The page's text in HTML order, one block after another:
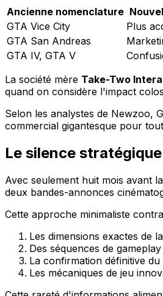
Ancienne nomenclature
GTA Vice City
Plus
GTA San Andreas
GTA IV, GTA V
La société mère Take-Two
quand on considère l'impact
Selon les analystes de Newzoo,
commercial gigantesque pour
Le silence
Avec seulement huit mois avant la
deux bandes-annonces
Cette approche minimaliste
Les dimensions exactes de
Des séquences de
La confirmation définitive
Les mécaniques de jeu